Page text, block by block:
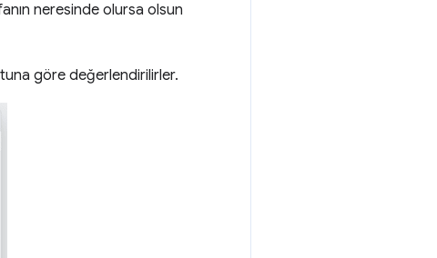
neresinde olursa olsun
göre değerlendirilirler.